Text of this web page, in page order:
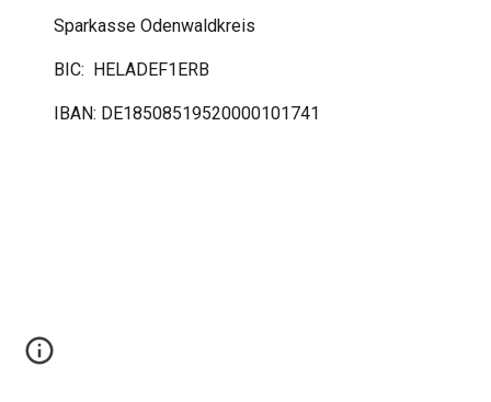
Sparkasse Odenwaldkreis
BIC: HELADEF1ERB
IBAN: DE18508519520000101741